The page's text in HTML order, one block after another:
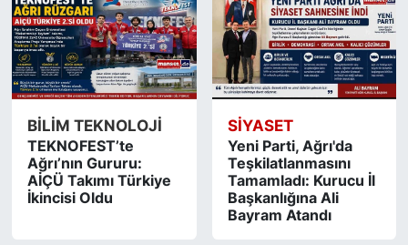
BİLİM TEKNOLOJİ
TEKNOFEST’te
Ağrı’nın Gururu:
AİÇÜ Takımı Türkiye
İkincisi Oldu
SİYASET
Yeni Parti, Ağrı'da
Teşkilatlanmasını
Tamamladı: Kurucu İl
Başkanlığına Ali
Bayram Atandı